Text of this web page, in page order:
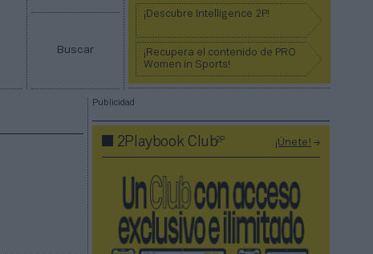
Buscar
¡Descubre Intelligence 2P!
¡Recupera el contenido de PRO
Women in Sports!
Publicidad
2Playbook Club2P ¡Únete!